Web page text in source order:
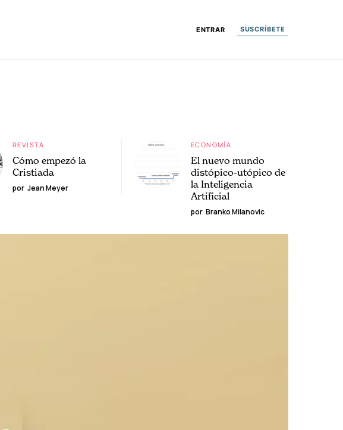
ENTRAR SUSCRÍBETE
REVISTA
Cómo empezó la
Cristiada
por Jean Meyer
ECONOMÍA
El nuevo mundo
distópico-utópico de
la Inteligencia
Artificial
por Branko Milanovic